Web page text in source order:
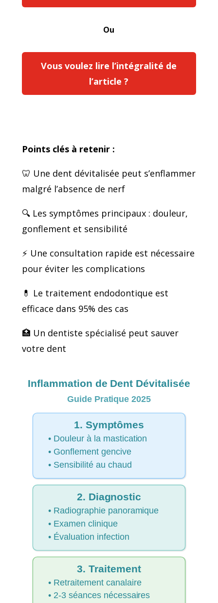
Ou
Vous voulez lire l’intégralité de
l’article ?
Points clés à retenir :
🦷 Une dent dévitalisée peut s’enflammer
malgré l’absence de nerf
🔍 Les symptômes principaux : douleur,
gonflement et sensibilité
⚡ Une consultation rapide est nécessaire
pour éviter les complications
💊 Le traitement endodontique est
efficace dans 95% des cas
🏥 Un dentiste spécialisé peut sauver
votre dent
Inflammation de Dent Dévitalisée
Guide Pratique 2025
1. Symptômes
• Douleur à la mastication
• Gonflement gencive
• Sensibilité au chaud
2. Diagnostic
• Radiographie panoramique
• Examen clinique
• Évaluation infection
3. Traitement
• Retraitement canalaire
• 2-3 séances nécessaires